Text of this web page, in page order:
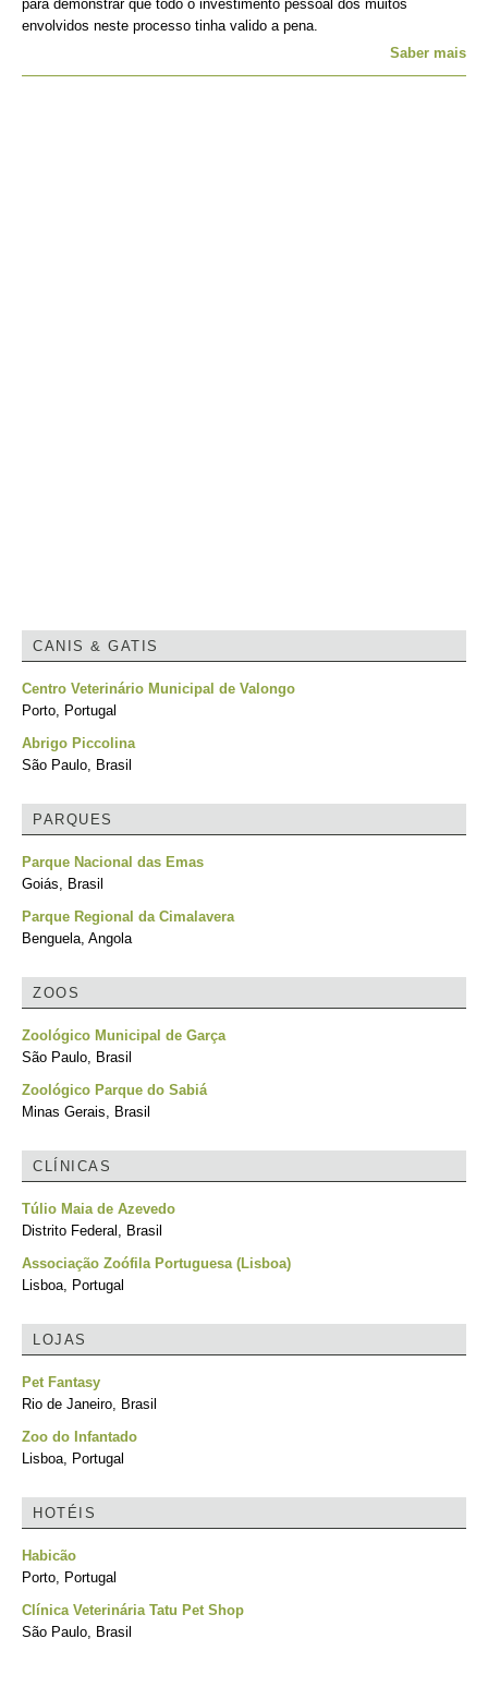
para demonstrar que todo o investimento pessoal dos muitos
envolvidos neste processo tinha valido a pena.
Saber mais
CANIS & GATIS
Centro Veterinário Municipal de Valongo
Porto, Portugal
Abrigo Piccolina
São Paulo, Brasil
PARQUES
Parque Nacional das Emas
Goiás, Brasil
Parque Regional da Cimalavera
Benguela, Angola
ZOOS
Zoológico Municipal de Garça
São Paulo, Brasil
Zoológico Parque do Sabiá
Minas Gerais, Brasil
CLÍNICAS
Túlio Maia de Azevedo
Distrito Federal, Brasil
Associação Zoófila Portuguesa (Lisboa)
Lisboa, Portugal
LOJAS
Pet Fantasy
Rio de Janeiro, Brasil
Zoo do Infantado
Lisboa, Portugal
HOTÉIS
Habicão
Porto, Portugal
Clínica Veterinária Tatu Pet Shop
São Paulo, Brasil